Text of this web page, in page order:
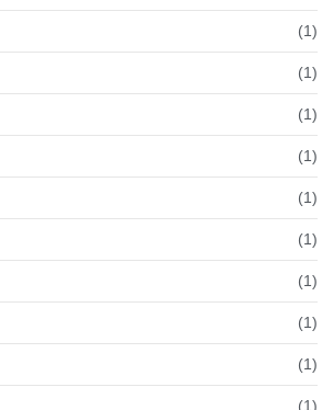
(1)
(1)
(1)
(1)
(1)
(1)
(1)
(1)
(1)
(1)